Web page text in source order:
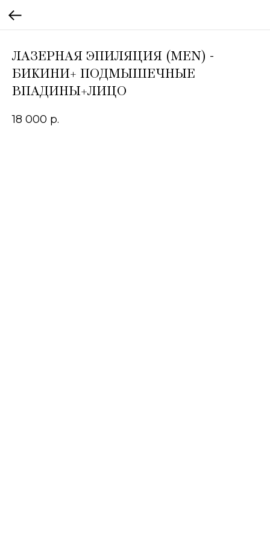
ЛАЗЕРНАЯ ЭПИЛЯЦИЯ (MEN) -
БИКИНИ+ ПОДМЫШЕЧНЫЕ
ВПАДИНЫ+ЛИЦО
18 000 р.